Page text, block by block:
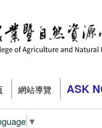
網站導覽 ASK
▼